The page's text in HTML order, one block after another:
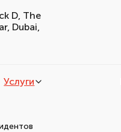
D, The
Dubai,
Услуги